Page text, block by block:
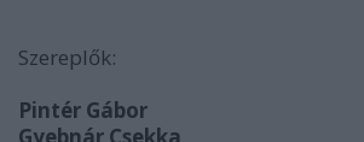
Szereplők:
Pintér Gábor